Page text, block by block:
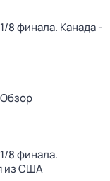
8 финала. Канада -
8 финала.
из США